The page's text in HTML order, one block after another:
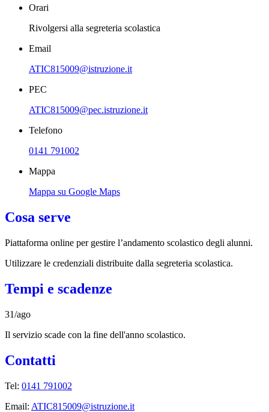
Orari
Rivolgersi alla segreteria scolastica
Email
ATIC815009@istruzione.it
PEC
ATIC815009@pec.istruzione.it
Telefono
0141 791002
Mappa
Mappa su Google Maps
Cosa serve
Piattaforma online per gestire l’andamento scolastico degli alunni.
Utilizzare le credenziali distribuite dalla segreteria scolastica.
Tempi e scadenze
31/ago
Il servizio scade con la fine dell'anno scolastico.
Contatti
Tel: 0141 791002
Email: ATIC815009@istruzione.it